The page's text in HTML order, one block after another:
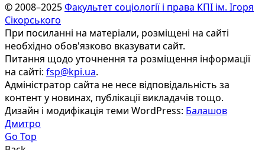
© 2008–2025Факультет соціології і права КПІ ім. Ігоря
Сікорського
При посиланні на матеріали, розміщені на сайті
необхідно обов'язково вказувати сайт.
Питання щодо уточнення та розміщення інформації
на сайті: fsp@kpi.ua.
Адміністратор сайта не несе відповідальність за
контент у новинах, публікації викладачів тощо.
Дизайн і модифікація теми WordPress: Балашов
Дмитро
Go Top